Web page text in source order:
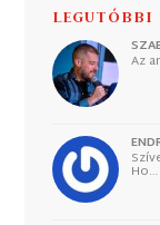
LEGUTÓBBI
Az
Ho…